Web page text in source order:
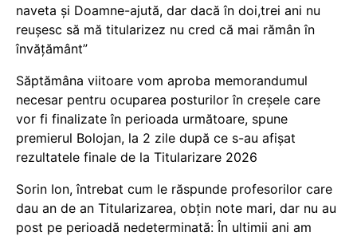
naveta și Doamne-ajută, dar dacă în doi,trei ani nu
reușesc să mă titularizez nu cred că mai rămân în
învățământ”
Săptămâna viitoare vom aproba memorandumul
necesar pentru ocuparea posturilor în creșele care
vor fi finalizate în perioada următoare, spune
premierul Bolojan, la 2 zile după ce s-au afișat
rezultatele finale de la Titularizare 2026
Sorin Ion, întrebat cum le răspunde profesorilor care
dau an de an Titularizarea, obțin note mari, dar nu au
post pe perioadă nedeterminată: În ultimii ani am